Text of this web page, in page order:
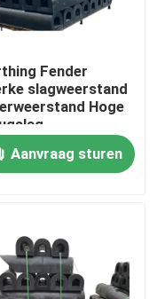
Fender
slagweerstand
Hoge
Aanvraag sturen